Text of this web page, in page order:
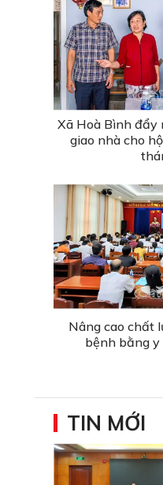
Xã Hoà Bình
giao nhà cho
Nâng cao chất
bệnh bằng y
TIN MỚI